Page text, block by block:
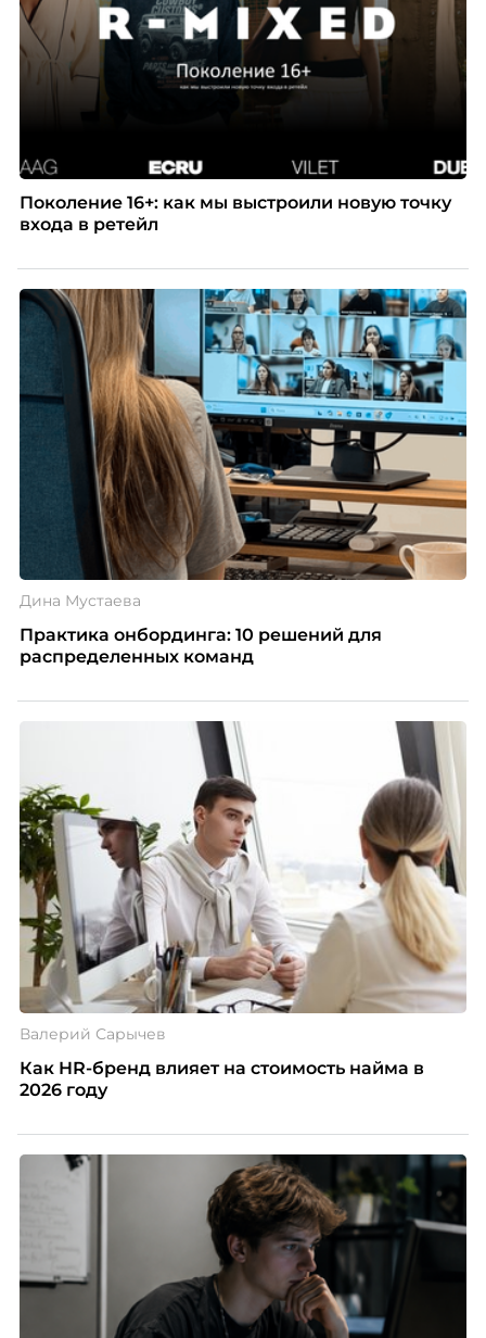
Поколение 16+: как мы выстроили новую точку
входа в ретейл
Дина Мустаева
Практика онбординга: 10 решений для
распределенных команд
Валерий Сарычев
Как HR-бренд влияет на стоимость найма в
2026 году